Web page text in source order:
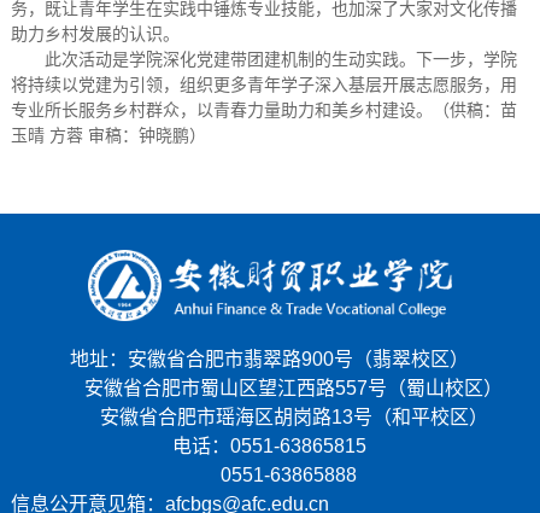
务，既让青年学生在实践中锤炼专业技能，也加深了大家对文化传播
助力乡村发展的认识。
此次活动是学院深化党建带团建机制的生动实践。下一步，学院
将持续以党建为引领，组织更多青年学子深入基层开展志愿服务，用
专业所长服务乡村群众，以青春力量助力和美乡村建设。（供稿：苗
玉晴 方蓉 审稿：钟晓鹏）
地址：安徽省合肥市翡翠路900号（翡翠校区）
安徽省合肥市蜀山区望江西路557号（蜀山校区）
安徽省合肥市瑶海区胡岗路13号（和平校区）
电话：0551-63865815
0551-63865888
信息公开意见箱：afcbgs@afc.edu.cn